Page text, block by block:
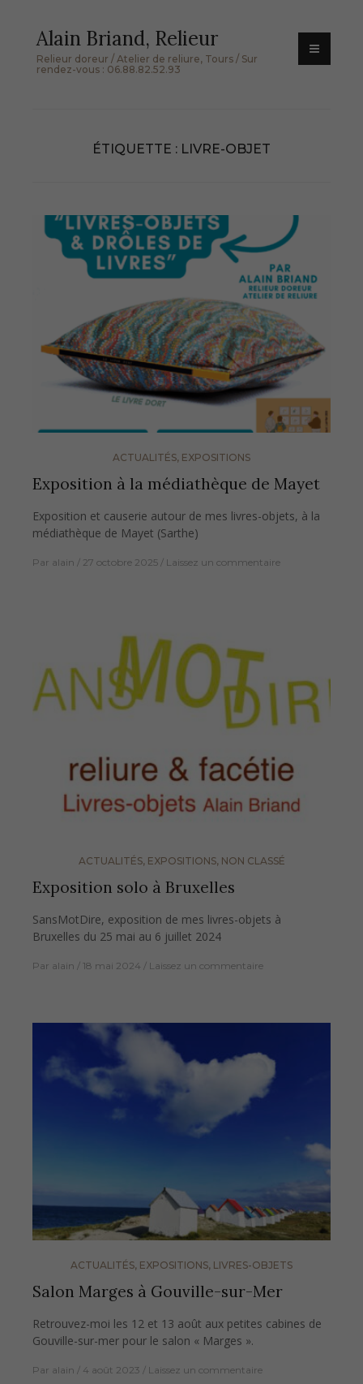
content
Alain Briand, Relieur
Relieur doreur / Atelier de reliure, Tours / Sur
rendez-vous : 06.88.82.52.93
ÉTIQUETTE : LIVRE-OBJET
ACTUALITÉS, EXPOSITIONS
Exposition à la médiathèque de Mayet
Exposition et causerie autour de mes livres-objets, à la
médiathèque de Mayet (Sarthe)
Par alain 27 octobre 2025 Laissez un commentaire
ACTUALITÉS, EXPOSITIONS, NON CLASSÉ
Exposition solo à Bruxelles
SansMotDire, exposition de mes livres-objets à
Bruxelles du 25 mai au 6 juillet 2024
Par alain 18 mai 2024 Laissez un commentaire
ACTUALITÉS, EXPOSITIONS, LIVRES-OBJETS
Salon Marges à Gouville-sur-Mer
Retrouvez-moi les 12 et 13 août aux petites cabines de
Gouville-sur-mer pour le salon « Marges ».
Par alain 4 août 2023 Laissez un commentaire